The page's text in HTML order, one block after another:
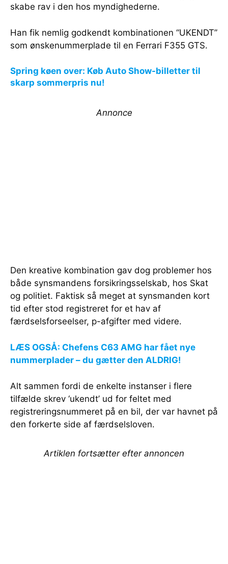
skabe rav i den hos myndighederne.
Han fik nemlig godkendt kombinationen “UKENDT”
som ønskenummerplade til en Ferrari F355 GTS.
Spring køen over: Køb Auto Show-billetter til
skarp sommerpris nu!
Annonce
Den kreative kombination gav dog problemer hos
både synsmandens forsikringsselskab, hos Skat
og politiet. Faktisk så meget at synsmanden kort
tid efter stod registreret for et hav af
færdselsforseelser, p-afgifter med videre.
LÆS OGSÅ: Chefens C63 AMG har fået nye
nummerplader – du gætter den ALDRIG!
Alt sammen fordi de enkelte instanser i flere
tilfælde skrev ‘ukendt’ ud for feltet med
registreringsnummeret på en bil, der var havnet på
den forkerte side af færdselsloven.
Artiklen fortsætter efter annoncen